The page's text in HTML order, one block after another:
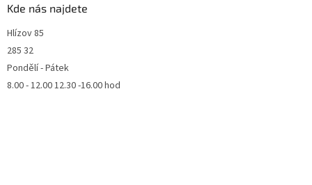
Kde nás najdete
Hlízov 85
285 32
Pondělí - Pátek
8.00 - 12.00 12.30 -16.00 hod